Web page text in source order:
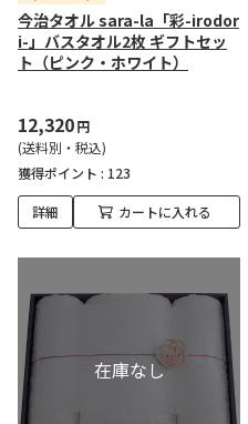
今治タオル sara-la「彩-irodor
i-」バスタオル2枚 ギフトセッ
ト（ピンク・ホワイト）
12,320円
(送料別・税込)
獲得ポイント : 123
詳細 カートに入れる